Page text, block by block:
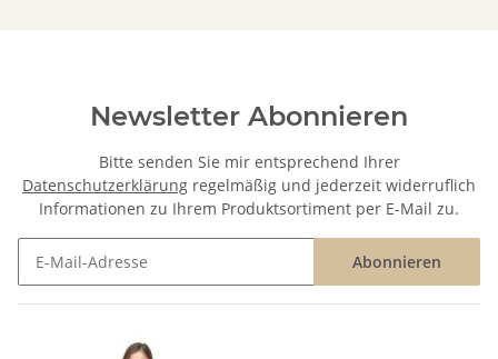
Newsletter Abonnieren
Bitte senden Sie mir entsprechend Ihrer
Datenschutzerklärung regelmäßig und jederzeit widerruflich
Informationen zu Ihrem Produktsortiment per E-Mail zu.
Abonnieren